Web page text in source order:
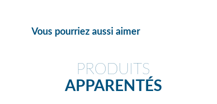
Vous pourriez aussi aimer
PRODUITS
APPARENTÉS